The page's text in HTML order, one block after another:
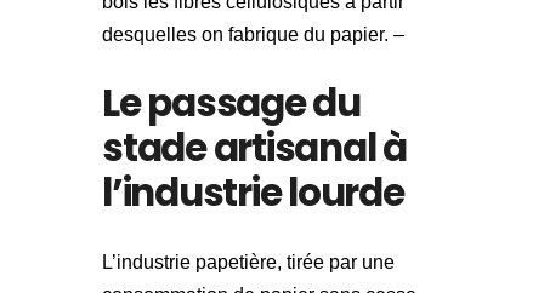
desquelles on fabrique du papier. –
Le passage du
stade artisanal à
l’industrie lourde
L’industrie papetière, tirée par une